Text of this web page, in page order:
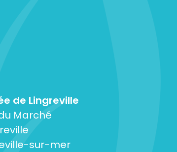
de Lingreville
Marché
sur-mer